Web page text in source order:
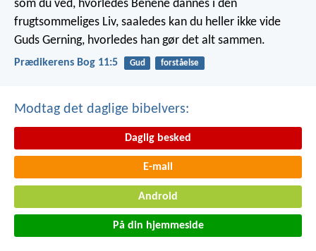
som du ved, hvorledes Benene dannes i den
frugtsommeliges Liv, saaledes kan du heller ikke vide
Guds Gerning, hvorledes han gør det alt sammen.
Prædikerens Bog 11:5 Gud forståelse
Modtag det daglige bibelvers:
Daglig besked
E-mail
Android
På din hjemmeside